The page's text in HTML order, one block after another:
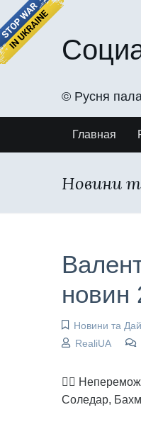
©️ Русня
Главная
Новини
новин
Новини та
RealiUA
👉🏻
Соледар,